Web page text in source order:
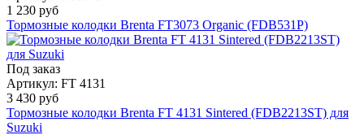
1 230 руб
Тормозные колодки Brenta FT3073 Organic (FDB531P)
Под заказ
Артикул: FT 4131
3 430 руб
Тормозные колодки Brenta FT 4131 Sintered (FDB2213ST) для
Suzuki